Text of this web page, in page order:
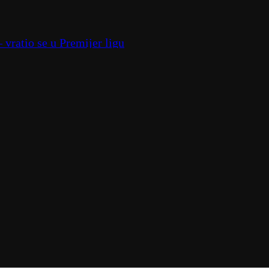
vratio se u Premijer ligu
jezivi snimci; Krim gori FOTO/VIDEO
pod kontrolom; "Opasnost i dalje vreba" FOTO/